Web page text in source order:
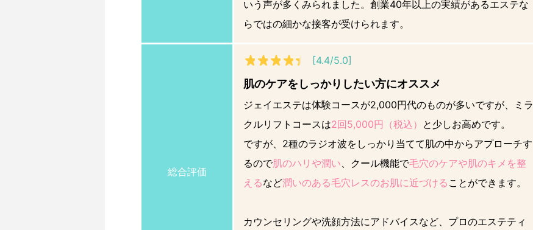
いう声が多くみられました。創業40年以上の実績があるエステな
らではの細かな接客が受けられます。
総合評価
[4.4/5.0]
肌のケアをしっかりしたい方にオススメ
ジェイエステは体験コースが2,000円代のものが多いですが、ミラ
クルリフトコースは2回5,000円（税込） と少しお高めです。
ですが、2種のラジオ波をしっかり当てて肌の中からアプローチす
るので肌のハリや潤い、クール機能で毛穴のケアや肌のキメを整
えるなど潤いのある毛穴レスのお肌に近づける ことができます。
カウンセリングや洗顔方法にアドバイスなど、プロのエステティ